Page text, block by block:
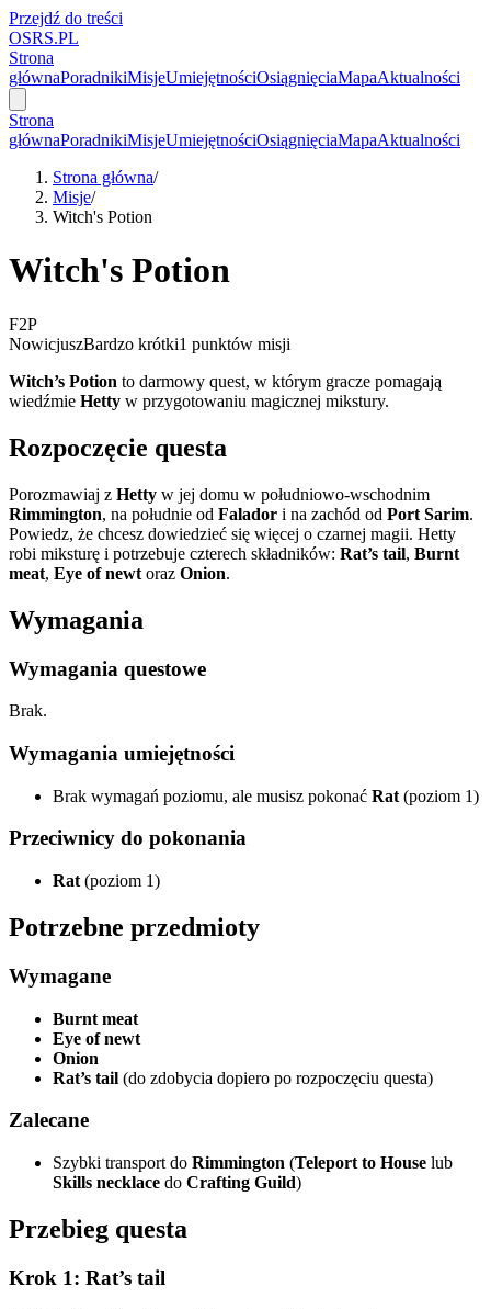
Przejdź do treści
OSRS.PL
Strona
głównaPoradnikiMisjeUmiejętnościOsiągnięciaMapaAktualności
Strona
głównaPoradnikiMisjeUmiejętnościOsiągnięciaMapaAktualności
Strona główna/
Misje/
Witch's Potion
Witch's Potion
F2P
NowicjuszBardzo krótki1 punktów misji
Witch’s Potion to darmowy quest, w którym gracze pomagają
wiedźmie Hetty w przygotowaniu magicznej mikstury.
Rozpoczęcie questa
Porozmawiaj z Hetty w jej domu w południowo-wschodnim
Rimmington, na południe od Falador i na zachód od Port Sarim.
Powiedz, że chcesz dowiedzieć się więcej o czarnej magii. Hetty
robi miksturę i potrzebuje czterech składników: Rat’s tail, Burnt
meat, Eye of newt oraz Onion.
Wymagania
Wymagania questowe
Brak.
Wymagania umiejętności
Brak wymagań poziomu, ale musisz pokonać Rat (poziom 1)
Przeciwnicy do pokonania
Rat (poziom 1)
Potrzebne przedmioty
Wymagane
Burnt meat
Eye of newt
Onion
Rat’s tail (do zdobycia dopiero po rozpoczęciu questa)
Zalecane
Szybki transport do Rimmington (Teleport to House lub
Skills necklace do Crafting Guild)
Przebieg questa
Krok 1: Rat’s tail